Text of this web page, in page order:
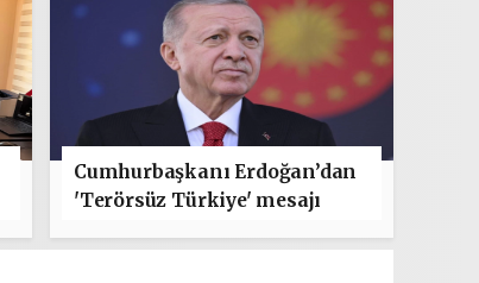
Cumhurbaşkanı Erdoğan’dan
'Terörsüz Türkiye' mesajı